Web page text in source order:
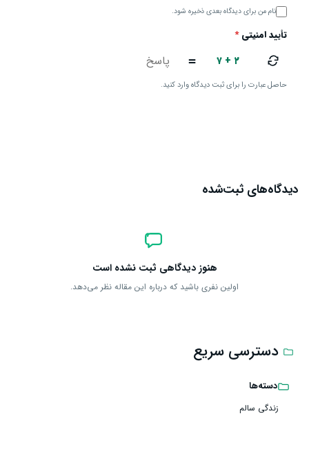
نام من برای دیدگاه بعدی ذخیره شود.
تأیید امنیتی*
۷ + ۲ =
حاصل عبارت را برای ثبت دیدگاه وارد کنید.
دیدگاه‌های ثبت‌شده
هنوز دیدگاهی ثبت نشده است
اولین نفری باشید که درباره این مقاله نظر می‌دهد.
دسترسی سریع
دسته‌ها
زندگی سالم